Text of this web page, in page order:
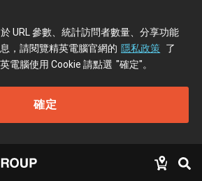
URL 參數、統計訪問者數量、分享功能
，請閱覽精英電腦官網的 隱私政策 了
電腦使用 Cookie 請點選 "確定"。
確定